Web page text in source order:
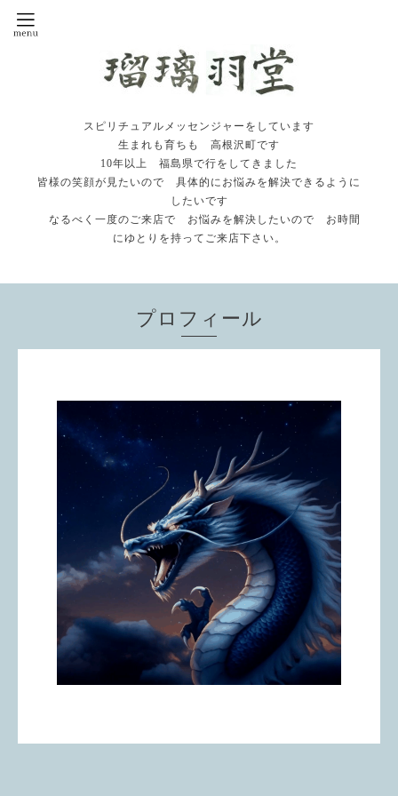
スピリチュアルメッセンジャーをしています
生まれも育ちも 高根沢町です
10年以上 福島県で行をしてきました
皆様の笑顔が見たいので 具体的にお悩みを解決できるように
したいです
なるべく一度のご来店で お悩みを解決したいので お時間
にゆとりを持ってご来店下さい。
プロフィール